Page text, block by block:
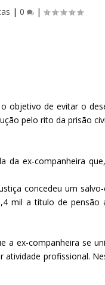
| 0 |
objetivo de evitar o
pelo rito da prisão
da ex-companheira
concedeu um
mil a título de pensão
a ex-companheira se
atividade profissional.